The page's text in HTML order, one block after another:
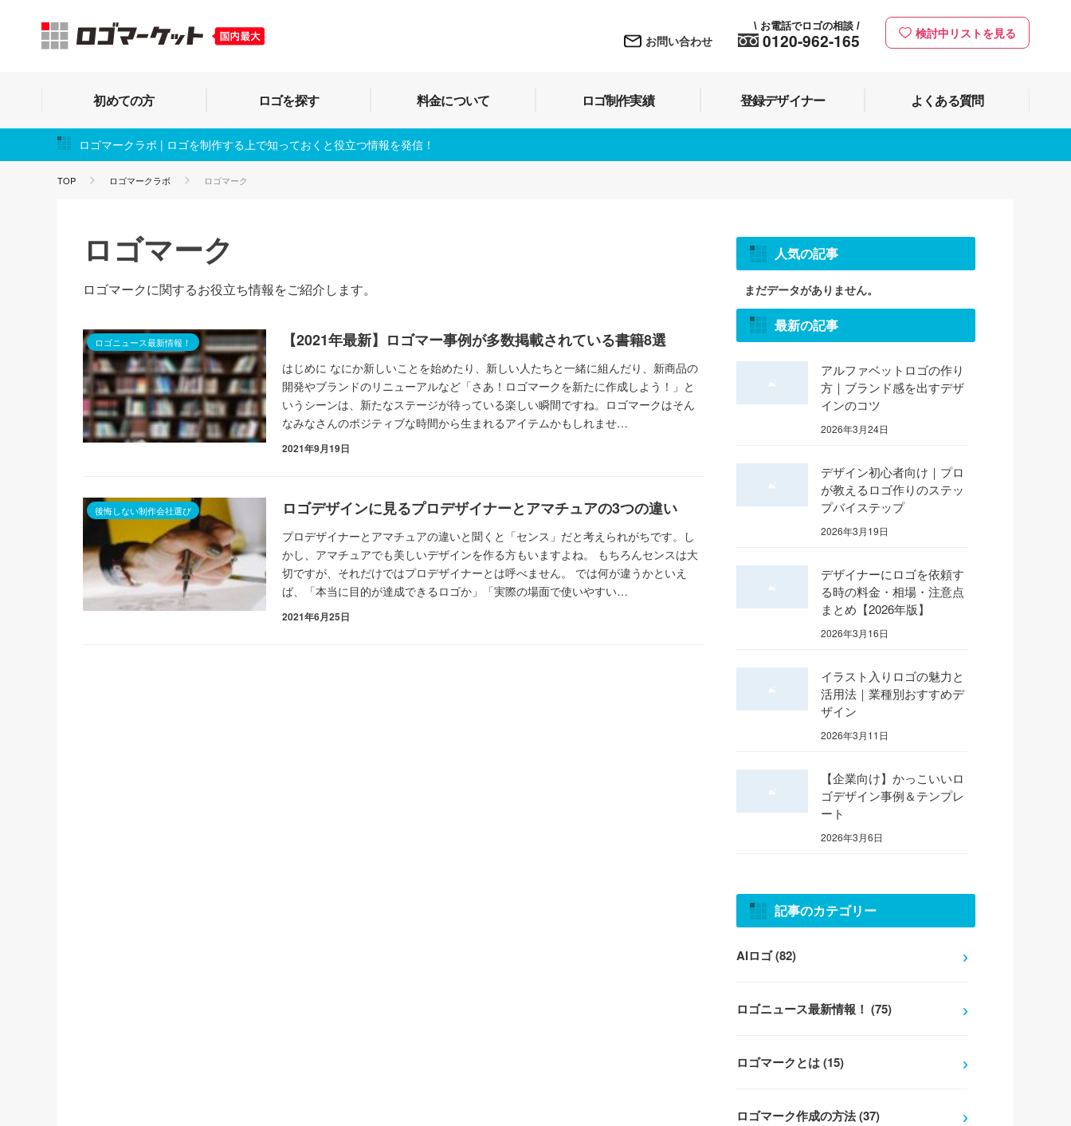
お問い合わせ 0120-962-165
\ お電話でロゴの相談/ 検討中リストを見る
初めての方 ロゴを探す 料金について ロゴ制作実績 登録デザイナー よくある質問
ロゴマークラボ | ロゴを制作する上で知っておくと役立つ情報を発信！
TOP ロゴマークラボ ロゴマーク
ロゴマーク
ロゴマークに関するお役立ち情報をご紹介します。
ロゴニュース最新情報！ 【2021年最新】ロゴマー事例が多数掲載されている書籍8選
はじめに なにか新しいことを始めたり、新しい人たちと一緒に組んだり、新商品の
開発やブランドのリニューアルなど「さあ！ロゴマークを新たに作成しよう！」と
いうシーンは、新たなステージが待っている楽しい瞬間ですね。ロゴマークはそん
なみなさんのポジティブな時間から生まれるアイテムかもしれませ…
2021年9月19日
後悔しない制作会社選び ロゴデザインに見るプロデザイナーとアマチュアの3つの違い
プロデザイナーとアマチュアの違いと聞くと「センス」だと考えられがちです。し
かし、アマチュアでも美しいデザインを作る方もいますよね。 もちろんセンスは大
切ですが、それだけではプロデザイナーとは呼べません。 では何が違うかといえ
ば、「本当に目的が達成できるロゴか」「実際の場面で使いやすい…
2021年6月25日
人気の記事
まだデータがありません。
最新の記事
アルファベットロゴの作り
方｜ブランド感を出すデザ
インのコツ
2026年3月24日
デザイン初心者向け｜プロ
が教えるロゴ作りのステッ
プバイステップ
2026年3月19日
デザイナーにロゴを依頼す
る時の料金・相場・注意点
まとめ【2026年版】
2026年3月16日
イラスト入りロゴの魅力と
活用法｜業種別おすすめデ
ザイン
2026年3月11日
【企業向け】かっこいいロ
ゴデザイン事例＆テンプレ
ート
2026年3月6日
記事のカテゴリー
AIロゴ (82)
ロゴニュース最新情報！ (75)
ロゴマークとは (15)
ロゴマーク作成の方法 (37)